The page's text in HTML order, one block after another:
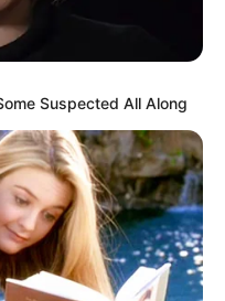
Suspected All Along